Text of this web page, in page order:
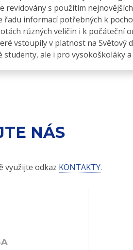
revidovány s použitím
řadu informací potřebných k
různých veličin i k počáteční
vstoupily v platnost na
ale i pro vysokoškoláky
NÁS
využijte odkaz KONTAKTY.